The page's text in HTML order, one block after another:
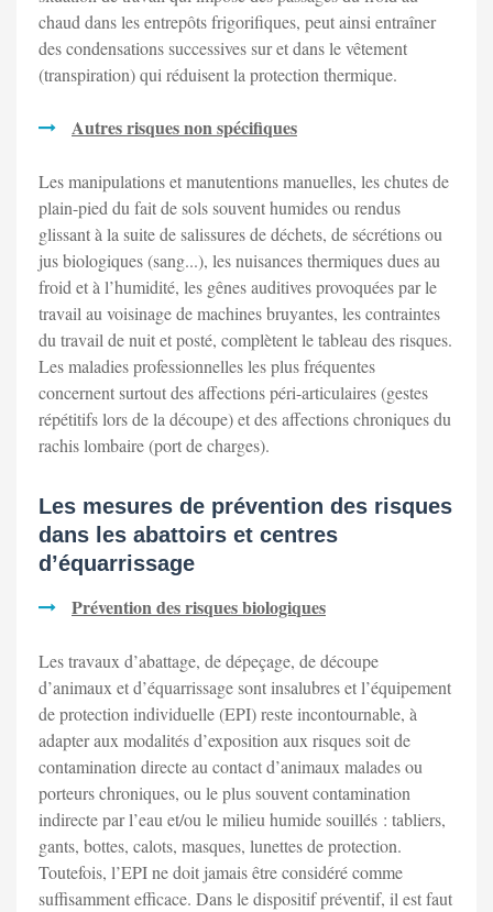
chaud dans les entrepôts frigorifiques, peut ainsi entraîner
des condensations successives sur et dans le vêtement
(transpiration) qui réduisent la protection thermique.
Autres risques non spécifiques
Les manipulations et manutentions manuelles, les chutes de
plain-pied du fait de sols souvent humides ou rendus
glissant à la suite de salissures de déchets, de sécrétions ou
jus biologiques (sang...), les nuisances thermiques dues au
froid et à l’humidité, les gênes auditives provoquées par le
travail au voisinage de machines bruyantes, les contraintes
du travail de nuit et posté, complètent le tableau des risques.
Les maladies professionnelles les plus fréquentes
concernent surtout des affections péri-articulaires (gestes
répétitifs lors de la découpe) et des affections chroniques du
rachis lombaire (port de charges).
Les mesures de prévention des risques
dans les abattoirs et centres
d’équarrissage
Prévention des risques biologiques
Les travaux d’abattage, de dépeçage, de découpe
d’animaux et d’équarrissage sont insalubres et l’équipement
de protection individuelle (EPI) reste incontournable, à
adapter aux modalités d’exposition aux risques soit de
contamination directe au contact d’animaux malades ou
porteurs chroniques, ou le plus souvent contamination
indirecte par l’eau et/ou le milieu humide souillés : tabliers,
gants, bottes, calots, masques, lunettes de protection.
Toutefois, l’EPI ne doit jamais être considéré comme
suffisamment efficace. Dans le dispositif préventif, il est faut